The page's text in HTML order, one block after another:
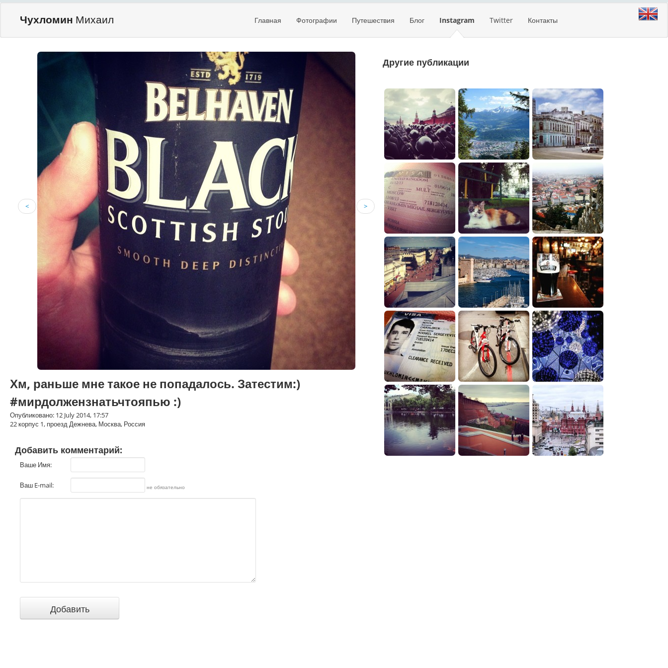
Чухломин Михаил Главная Фотографии Путешествия Блог Instagram Twitter Контакты
< >
Хм, раньше мне такое не попадалось. Затестим:)
#мирдолжензнатьчтояпью :)
Опубликовано: 12 July 2014, 17:57
22 корпус 1, проезд Дежнева, Москва, Россия
Добавить комментарий:
Ваше Имя:
Ваш E-mail: не обязательно
Другие публикации